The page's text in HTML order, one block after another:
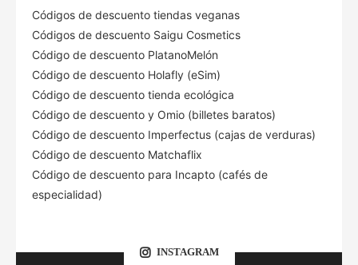
Códigos de descuento tiendas veganas
Códigos de descuento Saigu Cosmetics
Código de descuento PlatanoMelón
Código de descuento Holafly (eSim)
Código de descuento tienda ecológica
Código de descuento y Omio (billetes baratos)
Código de descuento Imperfectus (cajas de verduras)
Código de descuento Matchaflix
Código de descuento para Incapto (cafés de
especialidad)
INSTAGRAM